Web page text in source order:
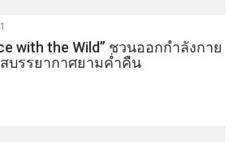
with the Wild” ชวนออกกำลังกาย
บรรยากาศยามค่ำคืน